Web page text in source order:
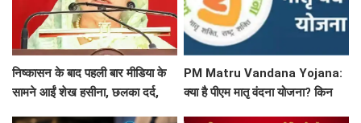
निष्कासन के बाद पहली बार मीडिया के
सामने आईं शेख हसीना, छलका दर्द,
PM Matru Vandana Yojana:
क्या है पीएम मातृ वंदना योजना? किन